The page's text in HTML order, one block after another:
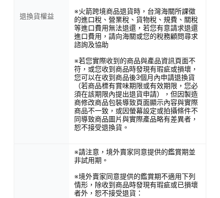
退換貨權益
※火箭跨境商品退貨時，台灣海關所課徵
的進口稅、營業稅、貨物稅、規費、關稅
等進口費用無法退還，若您有意請求退還
進口費用，請向海關或您的稅務顧問尋求
諮詢及協助
※若您實際收到的商品與產品資訊頁面不
符，或您收到商品時發現有瑕疵或損壞，
您可以在收到商品後3個月內申請退換貨
（若商品標有賞味期限或有效期限，您必
須在該期限內提出退貨申請），但因製造
商修改商品包裝導致頁面顯示內容與實際
商品不一致，或因螢幕設定或拍攝條件不
同導致商品圖片與實際產品略有差異者，
恕不接受退換貨。
※請注意，境外賣家同意提供的鑑賞期並
非試用期。
※境外賣家同意提供的鑑賞期不適用下列
情形，除收到商品時發現有瑕疵或已損壞
者外，恕不接受退貨：